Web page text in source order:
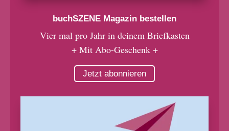
buchSZENE Magazin bestellen
Vier mal pro Jahr in deinem Briefkasten
+ Mit Abo-Geschenk +
Jetzt abonnieren